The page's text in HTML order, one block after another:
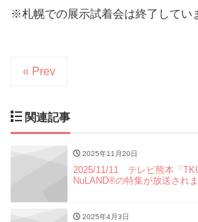
※札幌での展示試着会は終了してい
« Prev
関連記事
2025年11月20日
2025/11/11 テレビ熊本「
NuLAND®の特集が放送され
2025年4月3日